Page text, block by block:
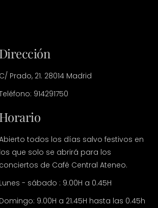
Dirección
C/ Prado, 21. 28014 Madrid
914291750
Horario
todos los días salvo festivos en
los que solo se abrirá para los
conciertos de Café Central Ateneo.
Lunes - sábado : 9.00H a 0.45H
Domingo: 9.00H a 21.45H hasta las 0.45h